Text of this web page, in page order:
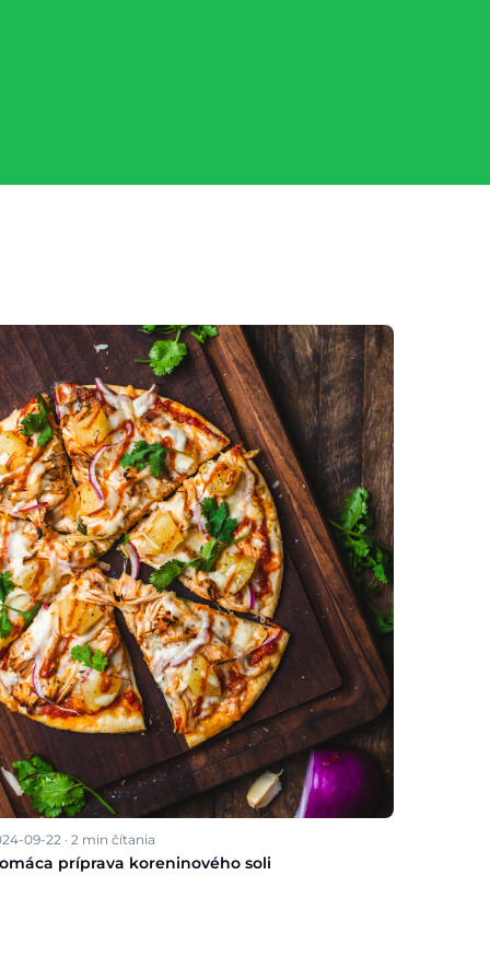
09-22· 2 min čítania
príprava koreninového soli